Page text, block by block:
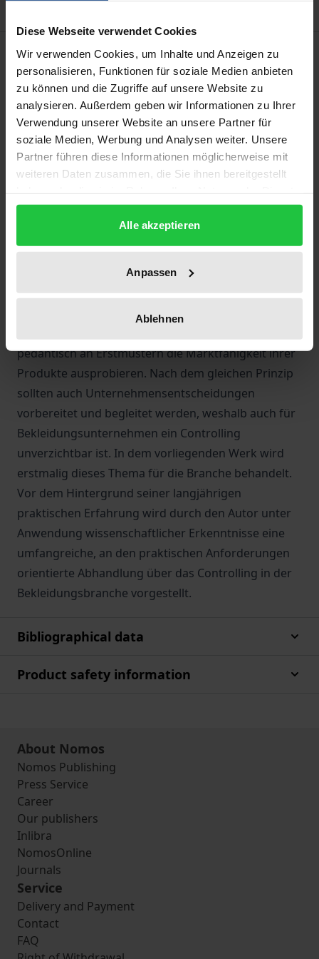
Diese Webseite verwendet Cookies
Wir verwenden Cookies, um Inhalte und Anzeigen zu
personalisieren, Funktionen für soziale Medien anbieten
zu können und die Zugriffe auf unsere Website zu
analysieren. Außerdem geben wir Informationen zu Ihrer
Verwendung unserer Website an unsere Partner für
soziale Medien, Werbung und Analysen weiter. Unsere
Partner führen diese Informationen möglicherweise mit
weiteren Daten zusammen, die Sie ihnen bereitgestellt
gesammelt haben.
Alle akzeptieren
Anpassen
Ablehnen
Description
In der schrumpfenden Bekleidungsbranche
existieren zahlreiche betriebswirtschaftliche
Aufgaben, deren Lösung eine existentielle
Bedeutung für die betroffenen Unternehmen
darstellt. Entsprechend des eher in der Branche
nicht selten ohne eingehende
betriebswirtschaftliche Analyse entschieden.
Gefühle und subjektive Einschätzungen der
Entscheider stehen im Vordergrund. Dieses ist umso
verwunderlicher, weil die Branchenunternehmen
pedantisch an Erstmustern die Marktfähigkeit ihrer
Produkte ausprobieren. Nach dem gleichen Prinzip
sollten auch Unternehmensentscheidungen
vorbereitet und begleitet werden, weshalb auch für
Bekleidungsunternehmen ein Controlling
unverzichtbar ist. In dem vorliegenden Werk wird
erstmalig dieses Thema für die Branche behandelt.
Vor dem Hintergrund seiner langjährigen
praktischen Erfahrung wird durch den Autor unter
Anwendung wissenschaftlicher Erkenntnisse eine
umfangreiche, an den praktischen Anforderungen
orientierte Abhandlung über das Controlling in der
Bekleidungsbranche vorgestellt.
Bibliographical data
Product safety information
About Nomos
Nomos Publishing
Press Service
Career
Our publishers
Inlibra
NomosOnline
Journals
Service
Delivery and Payment
Contact
FAQ